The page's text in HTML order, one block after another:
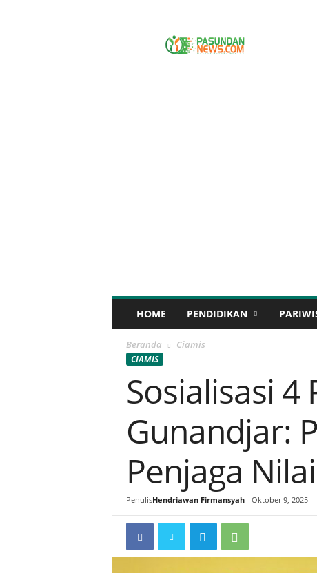
HOME PENDIDIKAN
Beranda Ciamis
CIAMIS
Sosialisasi 4
Gunandjar:
Penjaga
PenulisHendriawan Firmansyah- Oktober 9, 2025